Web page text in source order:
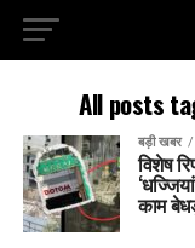
All posts
बड़ी खबर
विशेष
काम